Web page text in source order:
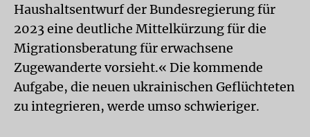
Haushaltsentwurf der Bundesregierung für
2023 eine deutliche Mittelkürzung für die
Migrationsberatung für erwachsene
Zugewanderte vorsieht.« Die kommende
Aufgabe, die neuen ukrainischen Geflüchteten
zu integrieren, werde umso schwieriger.